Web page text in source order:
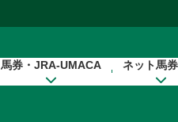
馬券・JRA-UMACA ネット馬